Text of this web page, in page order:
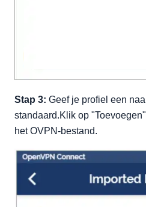
Stap 3: Geef je profiel een
standaard.Klik op
het OVPN-bestand.